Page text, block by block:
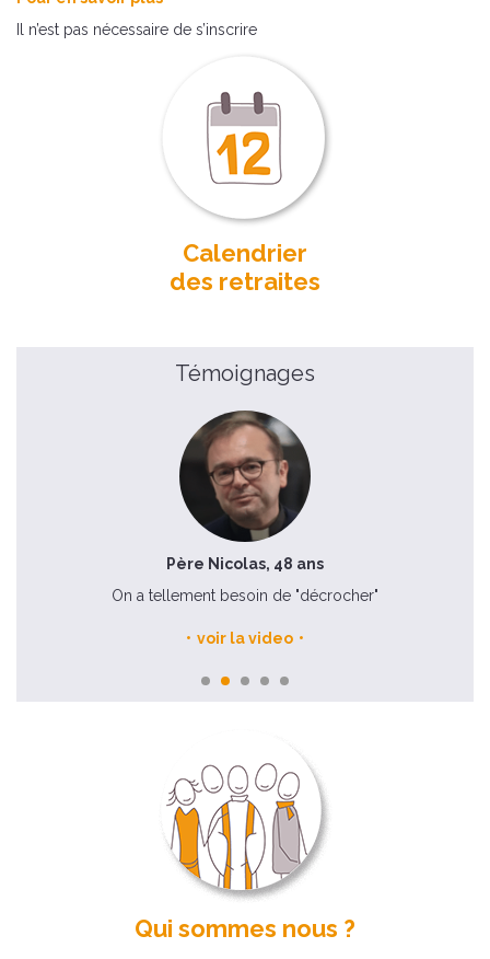
Il n’est pas nécessaire de s’inscrire
Calendrier
des retraites
Témoignages
Père Nicolas, 48 ans
On a tellement besoin de "décrocher"
voir la video
Qui sommes nous ?